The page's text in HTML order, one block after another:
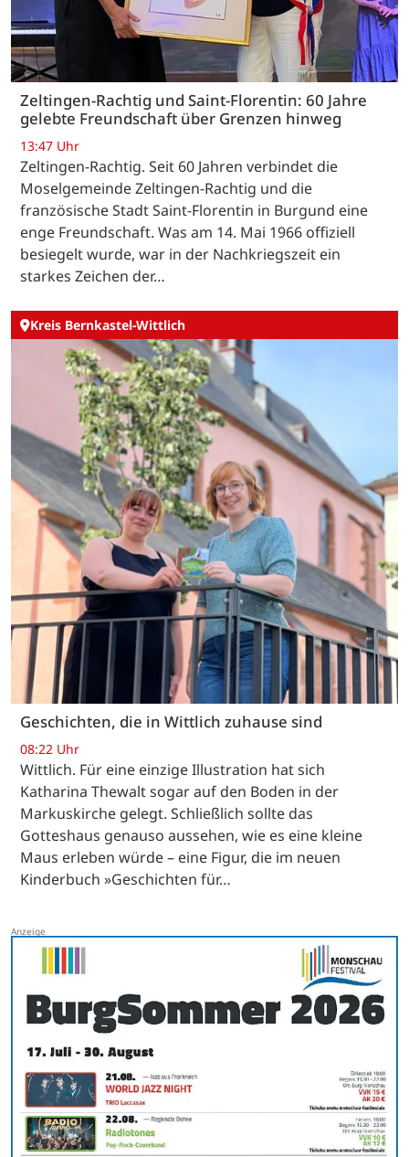
Zeltingen-Rachtig und Saint-Florentin: 60 Jahre
gelebte Freundschaft über Grenzen hinweg
13:47 Uhr
Zeltingen-Rachtig. Seit 60 Jahren verbindet die
Moselgemeinde Zeltingen-Rachtig und die
französische Stadt Saint-Florentin in Burgund eine
enge Freundschaft. Was am 14. Mai 1966 offiziell
besiegelt wurde, war in der Nachkriegszeit ein
starkes Zeichen der…
Kreis Bernkastel-Wittlich
Geschichten, die in Wittlich zuhause sind
08:22 Uhr
Wittlich. Für eine einzige Illustration hat sich
Katharina Thewalt sogar auf den Boden in der
Markuskirche gelegt. Schließlich sollte das
Gotteshaus genauso aussehen, wie es eine kleine
Maus erleben würde – eine Figur, die im neuen
Kinderbuch »Geschichten für…